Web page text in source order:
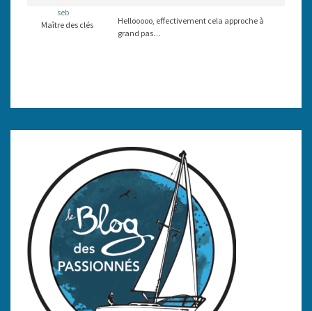
seb
Maître des clés
Hellooooo, effectivement cela approche à
grand pas…